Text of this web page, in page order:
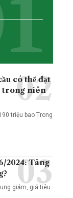
có thể đạt
trong niên
triệu bao Trong
2024: Tăng
giảm, giá tiêu